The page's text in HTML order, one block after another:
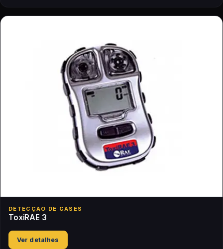
DETECÇÃO DE GASES
ToxiRAE 3
Ver detalhes